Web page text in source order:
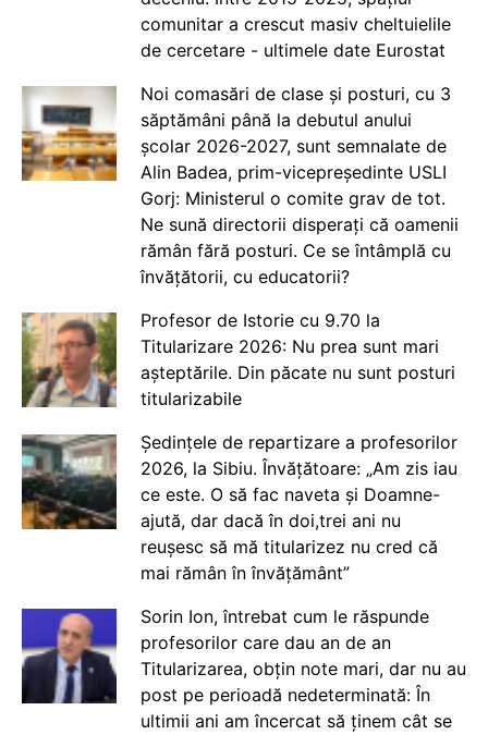
comunitar a crescut masiv cheltuielile
de cercetare - ultimele date Eurostat
Noi comasări de clase și posturi, cu 3
săptămâni până la debutul anului
școlar 2026-2027, sunt semnalate de
Alin Badea, prim-vicepreședinte USLI
Gorj: Ministerul o comite grav de tot.
Ne sună directorii disperați că oamenii
rămân fără posturi. Ce se întâmplă cu
învățătorii, cu educatorii?
Profesor de Istorie cu 9.70 la
Titularizare 2026: Nu prea sunt mari
așteptările. Din păcate nu sunt posturi
titularizabile
Ședințele de repartizare a profesorilor
2026, la Sibiu. Învățătoare: „Am zis iau
ce este. O să fac naveta și Doamne-
ajută, dar dacă în doi,trei ani nu
reușesc să mă titularizez nu cred că
mai rămân în învățământ”
Sorin Ion, întrebat cum le răspunde
profesorilor care dau an de an
Titularizarea, obțin note mari, dar nu au
post pe perioadă nedeterminată: În
ultimii ani am încercat să ținem cât se